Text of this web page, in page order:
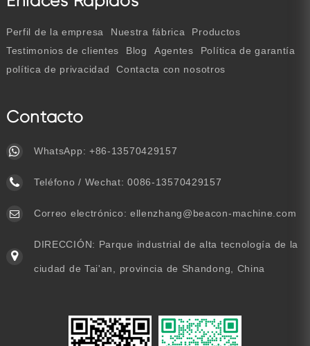
Perfil de la empresa Nuestra fábrica
Productos
Testimonios de clientes
Blog Agentes
Política de garantía
política de privacidad
Contacta con nosotros
Contacto
WhatsApp: +86-13570429157
Teléfono / Wechat:0086-13570429157
Correo electrónico: ellenzhang@beacon-machine.com
DIRECCIÓN: Parque industrial de alta tecnología de la
ciudad de Tai'an, provincia de Shandong, China